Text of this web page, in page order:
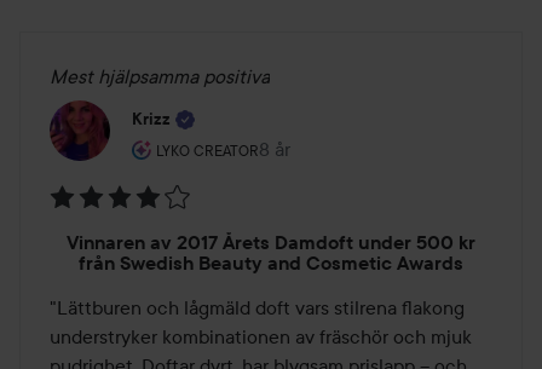
Mest hjälpsamma positiva
Krizz
LYKO CREATOR
Användarens roll: Lyko Creator.
8 år
Inlägget skapades 8 år
5
Vinnaren av 2017 Årets Damdoft under 500 kr
från Swedish Beauty and Cosmetic Awards
"Lättburen och lågmäld doft vars stilrena flakong
understryker kombinationen av fräschör och mjuk